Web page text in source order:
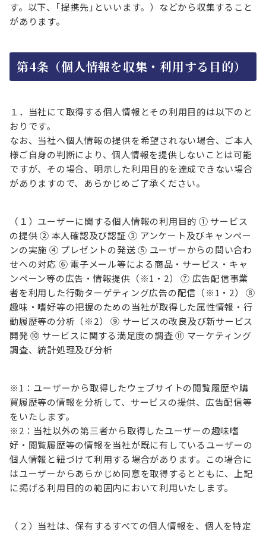
す。以下、｢提携先｣といいます。）などから収集すること
があります。
第4条（個人情報を収集・利用する目的）
１．当社にて取得する個人情報とその利用目的は以下のと
おりです。
なお、当社へ個人情報の提供を希望されない場合、ご本人
様ご自身の判断により、個人情報を提供しないことは可能
ですが、その場合、明示した利用目的を達成できない場合
がありますので、あらかじめご了承ください。
（１）ユーザーに関する個人情報の利用目的 ① サービス
の提供 ② 本人確認及び認証 ③ アンケート及びキャンペー
ンの実施 ④ プレゼントの発送 ⑤ ユーザーからの問い合わ
せへの対応 ⑥ 電子メール等による商品・サービス・キャ
ンペーン等の広告・情報提供（※1・2） ⑦ 広告配信事業
者を利用した行動ターゲティング広告の配信（※1・2） ⑧
趣味・嗜好等の把握のための当社が取得した属性情報・行
動履歴等の分析（※2） ⑨ サービスの改良及び新サービス
開発 ⑩ サービスに関する満足度の調査 ⑪ マーケティング
調査、統計処理及び分析
※1：ユーザーから取得したウェブサイトの閲覧履歴や購
買履歴等の情報を分析して、サービスの提供、広告配信等
をいたします。
※2：当社以外の第三者から取得したユーザーの趣味嗜
好・閲覧履歴等の情報を当社が既に有しているユーザーの
個人情報と紐づけて利用する場合があります。この場合に
はユーザーからあらかじめ同意を取得するとともに、上記
に掲げる利用目的の範囲内において利用いたします。
（２）当社は、保有するすべての個人情報を、個人を特定